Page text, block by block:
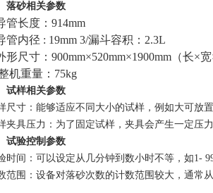
落砂相关参数
管长度：914mm
管内径 : 19mm 3/漏斗容积：2.3L
形尺寸：900mm×520mm×1900mm（长×宽
机重量：75kg
试样相关参数
尺寸：能够适应不同大小的试样，例如大可放
夹具压力：为了固定试样，夹具会产生一定压
试验控制参数
时间：可以设定从几分钟到数小时不等，如1-
范围：设备对落砂次数的计数范围较大，通常